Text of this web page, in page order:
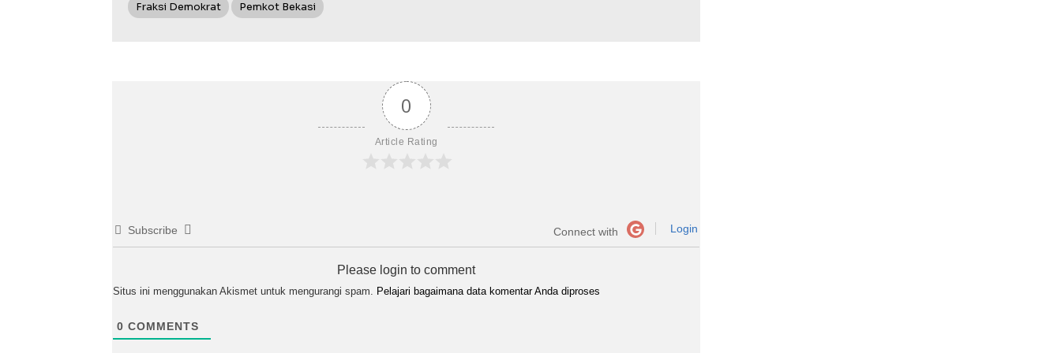
Fraksi Demokrat Pemkot Bekasi
0
Article Rating
Subscribe Connect with Login
Please login to comment
Situs ini menggunakan Akismet untuk mengurangi spam. Pelajari bagaimana data komentar Anda diproses
0 COMMENTS